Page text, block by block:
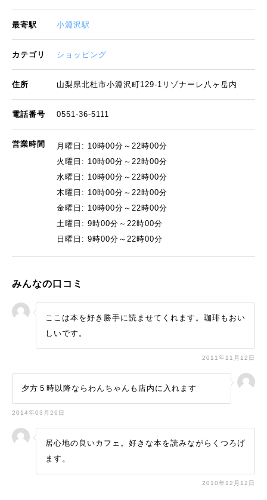
最寄駅 小淵沢駅
カテゴリ ショッピング
住所 山梨県北杜市小淵沢町129-1リゾナーレ八ヶ岳内
電話番号 0551-36-5111
営業時間
月曜日: 10時00分～22時00分
火曜日: 10時00分～22時00分
水曜日: 10時00分～22時00分
木曜日: 10時00分～22時00分
金曜日: 10時00分～22時00分
土曜日: 9時00分～22時00分
日曜日: 9時00分～22時00分
みんなの口コミ
ここは本を好き勝手に読ませてくれます。珈琲もおい
しいです。
2011年11月12日
夕方５時以降ならわんちゃんも店内に入れます
2014年03月26日
居心地の良いカフェ。好きな本を読みながらくつろげ
ます。
2010年12月12日